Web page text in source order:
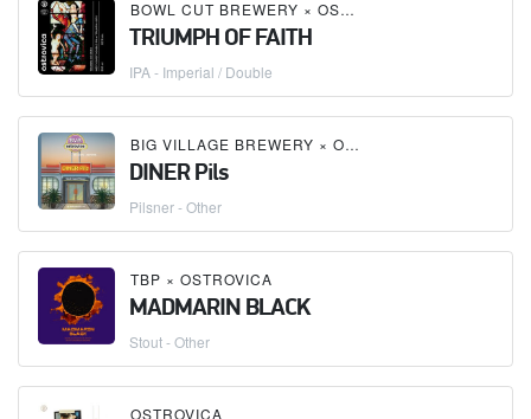
BOWL CUT BREWERY × OSTROVICA
TRIUMPH OF FAITH
IPA - Imperial / Double
BIG VILLAGE BREWERY × OSTROVICA
DINER Pils
Pilsner - Other
TBP × OSTROVICA
MADMARIN BLACK
Stout - Other
OSTROVICA